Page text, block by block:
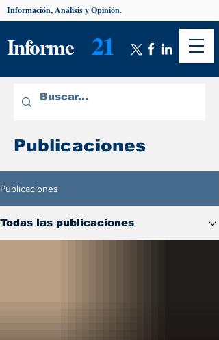
Informe 21
Información, Análisis y Opinión.
Publicaciones
Publicaciones
Todas las publicaciones